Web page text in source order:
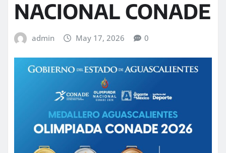
NACIONAL CONADE
admin May 17, 2026 0